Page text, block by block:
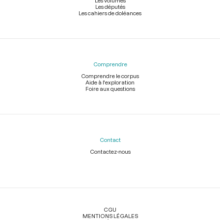
Les députés
Les cahiers de doléances
Comprendre
Comprendre le corpus
Aide à l'exploration
Foire aux questions
Contact
Contactez-nous
Légal
CGU
MENTIONS LÉGALES